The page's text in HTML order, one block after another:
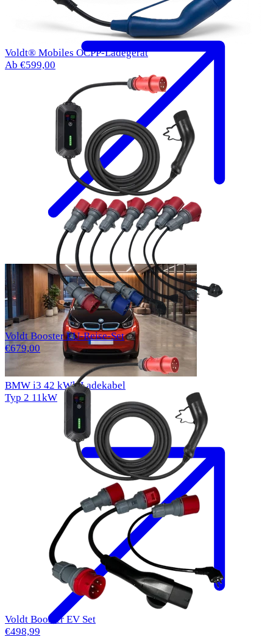
BMW i3 42 kWh Ladekabel
Typ 2 11kW
Voldt® Mobiles OCPP-Ladegerät
Ab €599,00
Voldt Booster EU-Reise-Set
€679,00
Voldt Booster EV Set
€498,99